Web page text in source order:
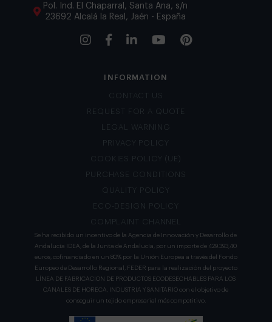
Pol. Ind. El Chaparral, Santa Ana, s/n
23692 Alcalá la Real, Jaén - España
INFORMATION
CONTACT US
REQUEST FOR A QUOTE
LEGAL WARNING
PRIVACY POLICY
COOKIES POLICY (UE)
PURCHASE CONDITIONS
QUALITY POLICY
ECO-DESIGN POLICY
COMPLAINT CHANNEL
Se ha recibido un incentivo de la Agencia de Innovación y Desarrollo de
Andalucía IDEA, de la Junta de Andalucía, por un importe de 429.393,40
euros, cofinanciado en un 80% por la Unión Europea a través del Fondo
Europeo de Desarrollo Regional, FEDER para la realización del proyecto
LÍNEA DE FABRICACION DE PRODUCTOS ECODESECHABLES PARA LOS
CANALES DE HORECA, INDUSTRIA Y SANITARIO con el objetivo de
conseguir un tejido empresarial más competitivo.